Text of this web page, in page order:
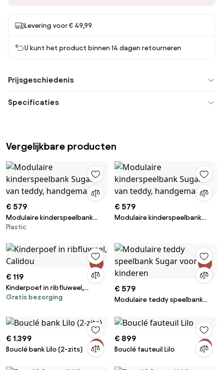
Levering voor € 49,99
U kunt het product binnen 14 dagen retourneren
Prijsgeschiedenis
Specificaties
Vergelijkbare producten
€ 579
Modulaire kinderspeelbank
Sugar van teddy, handgemaakt
Plastic
€ 579
Modulaire kinderspeelbank
€ 119
Kinderpoef in ribfluweel,
Calidou
Gratis bezorging
€ 579
Modulaire teddy speelbank
€ 1.399
Bouclé bank Lilo (2-zits)
€ 899
Bouclé fauteuil Lilo